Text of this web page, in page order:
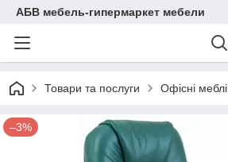
АБВ мебель-гипермаркет мебели
Товари та послуги Офісні меблі
–3%